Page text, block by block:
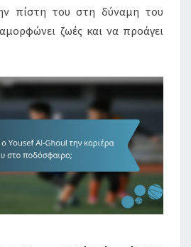
πίστη του στη δύναμη του
ζωές και να προάγει